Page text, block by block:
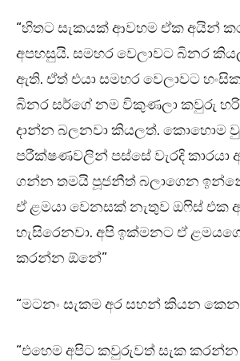
“හිතට සැකයක් ආවහම ඒක අයින්
අපහසුයි. සමහර වෙලාවට බිනර
ඇති. ඒත් එයා සමහර වෙලාවට
බිනර සර්ගේ නම විකුණලා කවුරු හරි
දාන්න බලනවා කියලත්. කොහොම
පරීක්ෂණවලින් පස්සේ වැරදි කාරයා
ගන්න තමයි පූජනීත් බලාගෙන
ඒ ළමයා වෙනසක් නැතුව ඔෆිස් එක
හැසිරෙනවා. අපි ඉක්මනට ඒ
කරන්න ඕනේ”
“මටනං සැකම අර සහන් කියන
“එහෙම අපිට කවුරුවත් සැක කරන්න